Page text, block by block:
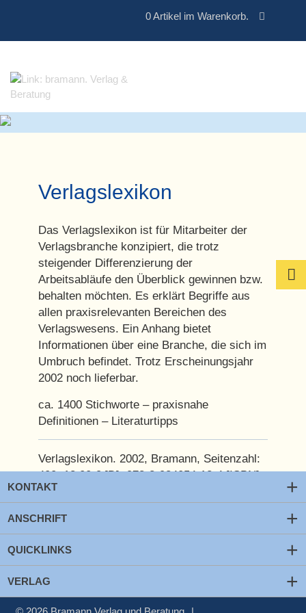
0Artikel im Warenkorb.
Verlagslexikon
DasVerlagslexikon ist für Mitarbeiter der
Verlagsbranche konzipiert, die trotz
steigender Differenzierung der
Arbeitsabläufe den Überblick gewinnen bzw.
behalten möchten. Es erklärt Begriffe aus
allen praxisrelevanten Bereichen des
Verlagswesens. Ein Anhang bietet
Informationen über eine Branche, die sich im
Umbruch befindet. Trotz Erscheinungsjahr
2002 noch lieferbar.
ca. 1400 Stichworte – praxisnahe
Definitionen – Literaturtipps
Verlagslexikon. 2002, Bramann, Seitenzahl:
400,18,00 € [D],978-3-934054-13-4 [ISBN]
Verwandte Bücher
zurück zur Übersicht
Preis:
KONTAKT
ANSCHRIFT
QUICKLINKS
VERLAG
